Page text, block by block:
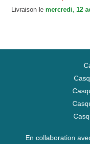
9FORTY League
Livraison le mercredi, 12
En collaboration